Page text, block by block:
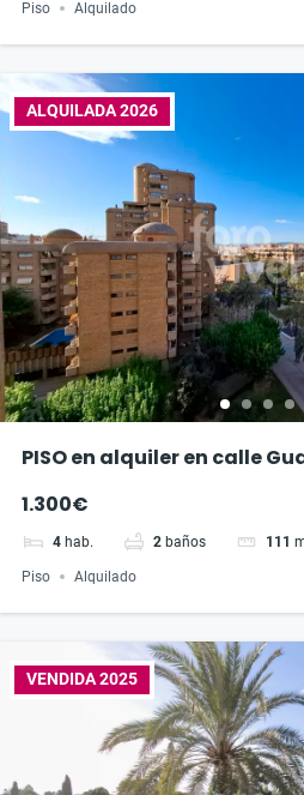
Piso Alquilado
ALQUILADA 2026
PISO en alquiler en calle
1.300€
4 hab. 2 baños 111
Piso Alquilado
VENDIDA 2025